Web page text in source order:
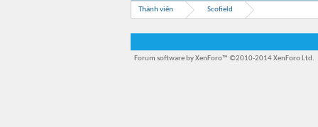
Thành viên Scofield
Forum software by XenForo™ ©2010-2014 XenForo Ltd.